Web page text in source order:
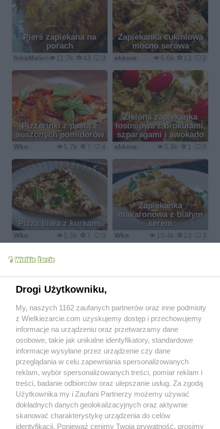
Pierś zapiekana na
porach
11.7k 43 3
InkaMalinka
Zapiekanka cukiniowa
mocno serowa
6.6k 13 2
ekkore
Pizzerinki z pastą z
suszonych pomidorów
5.7k 7 4
Wkn
Zielona zapiekanka
łososiowa z brokułami,
szparagami i awokado
5.8k 1 0
ekkore
Pizza biała z kurkami
5.5k 7 0
Wkn
Zapiekanka
makaronowa z białym
serem
10.4k 23 3
Wkn
Tosty z francuskiego
wg M&Ł
27
Mufinki śniadaniowe
wg M&Ł
104
mariola2000
Pita s mesem
7.7k 12 0
Dżanina Fonda
cukinia z indykiem i
ryżem
3.7k
Wróbelek
Drogi Użytkowniku,
My, naszych 1162 zaufanych partnerów oraz inne podmioty
z Wielkiezarcie.com uzyskujemy dostęp i przechowujemy
informacje na urządzeniu oraz przetwarzamy dane
osobowe, takie jak unikalne identyfikatory, standardowe
informacje wysyłane przez urządzenie czy dane
przeglądania w celu zapewniania spersonalizowanych
reklam, wybór spersonalizowanych treści, pomiar reklam i
treści, badanie odbiorców oraz ulepszanie usług. Za zgodą
Użytkownika my i Zaufani Partnerzy możemy używać
dokładnych danych geolokalizacyjnych oraz aktywnie
skanować charakterystykę urządzenia do celów
identyfikacji. Ponieważ cenimy Twoją prywatność, prosimy